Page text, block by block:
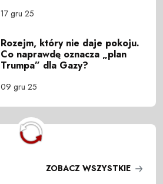
17 gru 25
Rozejm, który nie daje pokoju.
Co naprawdę oznacza „plan
Trumpa” dla Gazy?
09 gru 25
ZOBACZ WSZYSTKIE